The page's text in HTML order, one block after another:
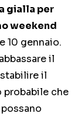
gialla per
weekend
10 gennaio.
il
il
probabile che